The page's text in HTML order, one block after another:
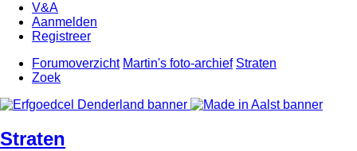
V&A
Aanmelden
Registreer
Forumoverzicht Martin's foto-archief Straten
Zoek
Straten